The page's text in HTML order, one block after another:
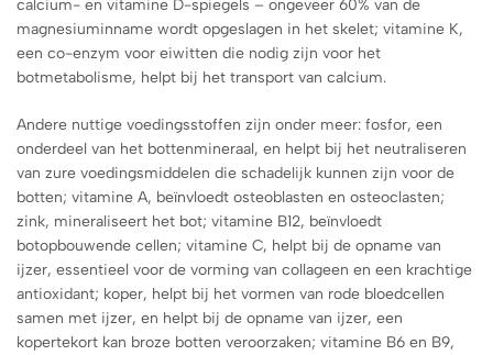
calcium- en vitamine D-spiegels – ongeveer 60% van de
magnesiuminname wordt opgeslagen in het skelet; vitamine K,
een co-enzym voor eiwitten die nodig zijn voor het
botmetabolisme, helpt bij het transport van calcium.
Andere nuttige voedingsstoffen zijn onder meer: ​​fosfor, een
onderdeel van het bottenmineraal, en helpt bij het neutraliseren
van zure voedingsmiddelen die schadelijk kunnen zijn voor de
botten; vitamine A, beïnvloedt osteoblasten en osteoclasten;
zink, mineraliseert het bot; vitamine B12, beïnvloedt
botopbouwende cellen; vitamine C, helpt bij de opname van
ijzer, essentieel voor de vorming van collageen en een krachtige
antioxidant; koper, helpt bij het vormen van rode bloedcellen
samen met ijzer, en helpt bij de opname van ijzer, een
kopertekort kan broze botten veroorzaken; vitamine B6 en B9,